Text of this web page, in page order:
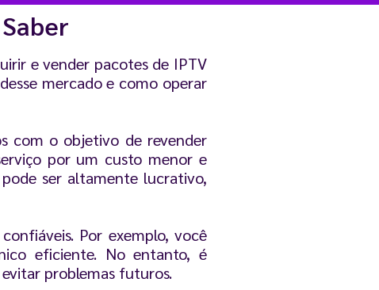
e vender pacotes de IPTV
mercado e como operar
com o objetivo de revender
por um custo menor e
ser altamente lucrativo,
Por exemplo, você
eficiente. No entanto, é
problemas futuros.